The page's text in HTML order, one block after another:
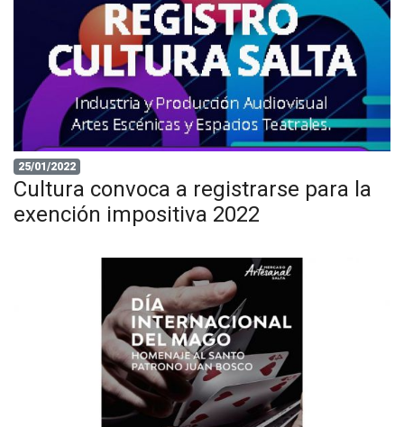
25/01/2022
Cultura convoca a registrarse para la
exención impositiva 2022